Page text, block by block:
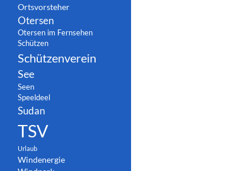
Ortsvorsteher
Otersen
Otersen im Fernsehen
Schützen
Schützenverein
See
Seen
Speeldeel
Sudan
TSV
Urlaub
Windenergie